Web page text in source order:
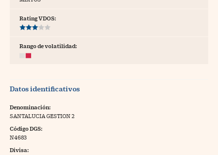
Rating VDOS:
Rango de volatilidad:
Datos identificativos
Denominación:
SANTALUCIA GESTION 2
Código DGS:
N4683
Divisa: